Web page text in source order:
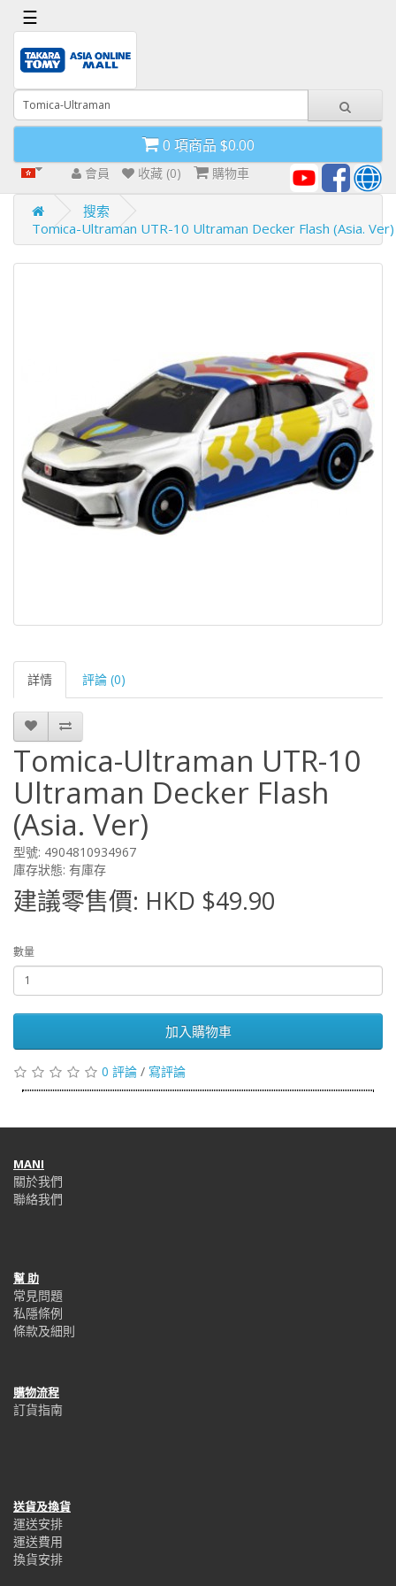
首
頁
導
欄
☰
0 項商品 $0.00
會員 收藏 (0) 購物車
搜索
Tomica-Ultraman UTR-10 Ultraman Decker Flash (Asia. Ver)
詳情 評論 (0)
Tomica-Ultraman UTR-10
Ultraman Decker Flash
(Asia. Ver)
型號: 4904810934967
庫存狀態: 有庫存
建議零售價: HKD $49.90
數量
加入購物車
0 評論 / 寫評論
MANI
關於我們
聯絡我們
幫 助
常見問題
私隱條例
條款及細則
購物流程
訂貨指南
送貨及換貨
運送安排
運送費用
換貨安排